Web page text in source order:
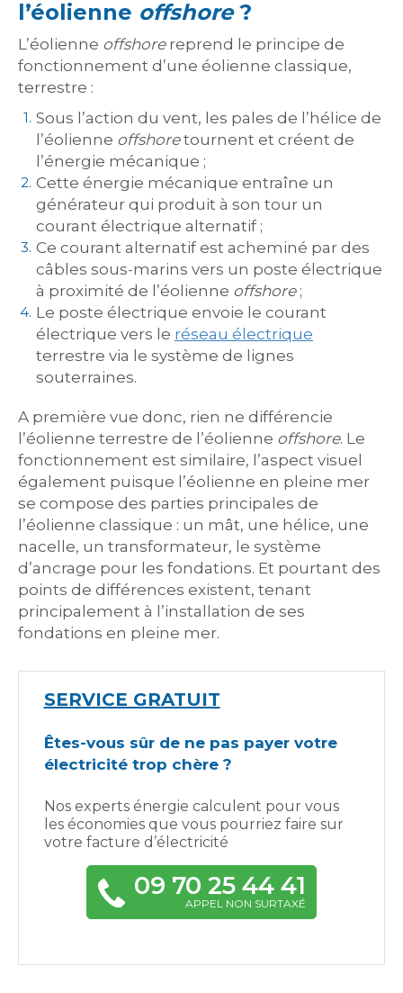
l’éolienne offshore?
L’éolienne offshorereprend le principe de
fonctionnement d’une éolienne classique,
terrestre :
Sous l’action du vent, les pales de l’hélice de
l’éolienne offshoretournent et créent de
l’énergie mécanique ;
Cette énergie mécanique entraîne un
générateur qui produit à son tour un
courant électrique alternatif ;
Ce courant alternatif est acheminé par des
câbles sous-marins vers un poste électrique
à proximité de l’éolienne offshore;
Le poste électrique envoie le courant
électrique vers le réseau électrique
terrestre via le système de lignes
souterraines.
A première vue donc, rien ne différencie
l’éolienne terrestre de l’éolienne offshore. Le
fonctionnement est similaire, l’aspect visuel
également puisque l’éolienne en pleine mer
se compose des parties principales de
l’éolienne classique : un mât, une hélice, une
nacelle, un transformateur, le système
d’ancrage pour les fondations. Et pourtant des
points de différences existent, tenant
principalement à l’installation de ses
fondations en pleine mer.
SERVICE GRATUIT
Êtes-vous sûr de ne pas payer votre
électricité trop chère ?
Nos experts énergie calculent pour vous
les économies que vous pourriez faire sur
votre facture d’électricité
09 70 25 44 41
APPEL NON SURTAXÉ